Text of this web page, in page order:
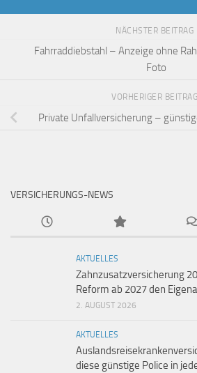
NÄCHSTER BEITRAG
Fahrraddiebstahl – Anzeige ohne
Foto
VORHERIGER BEITRAG
Private Unfallversicherung –
VERSICHERUNGS-NEWS
AKTUELLES
Zahnzusatzversicherung
Reform ab 2027 den
2. AUGUST 2026
AKTUELLES
diese günstige Police in